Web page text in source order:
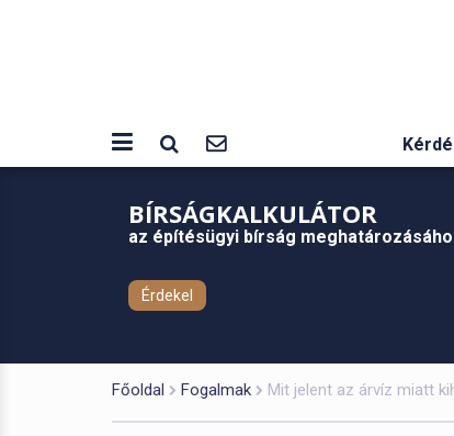
BÍRSÁGKALKULÁTOR
az építésügyi bírság
Érdekel
Főoldal Fogalmak Mit jelent az árvíz miatt